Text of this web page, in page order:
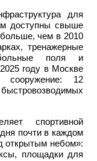
для
доступны свыше
чем в 2010
тренажерные
поля и
году в Москве
12
спортивной
почти в каждом
открытым небом»:
площадки для